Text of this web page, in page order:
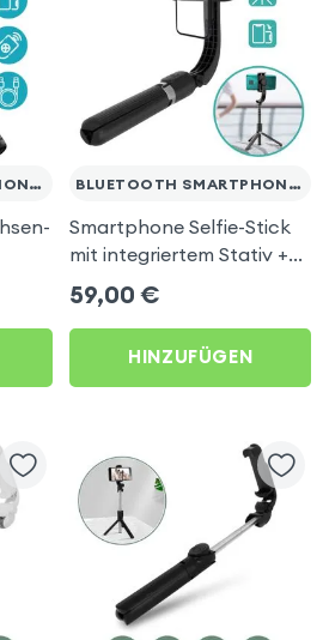
BLUETOOTH SMARTPHONES BLUETOOTH SMARTPHONES
Smartphone Selfie-Stick
mit integriertem Stativ +
Bluetooth-Fernbedienung
- Schwarz
59,00 €
HINZUFÜGEN